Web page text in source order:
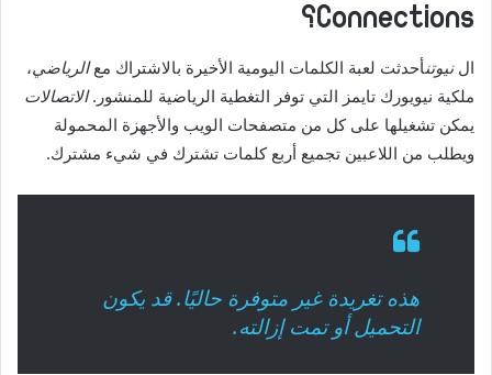
Connections؟
النيوتنأحدثت لعبة الكلمات اليومية الأخيرة بالاشتراك معالرياضي،
ملكية نيويورك تايمز التي توفر التغطية الرياضية للمنشور.الاتصالات
يمكن تشغيلها على كل من متصفحات الويب والأجهزة المحمولة
ويطلب من اللاعبين تجميع أربع كلمات تشترك في شيء مشترك.
هذه تغريدة غير متوفرة حاليًا. قد يكون
التحميل أو تمت إزالته.